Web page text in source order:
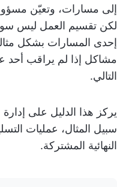
إلى مسارات، وتعيّن
لكن تقسيم العمل ليس
إحدى المسارات بشكل
مشاكل إذا لم يراقب أحد
التالي.
يركز هذا الدليل على
سبيل المثال، عمليات
النهائية المشتركة.